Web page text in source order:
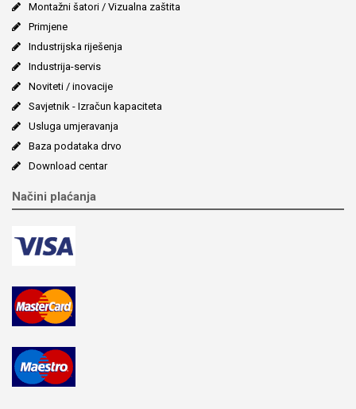
Montažni šatori / Vizualna zaštita
Primjene
Industrijska riješenja
Industrija-servis
Noviteti / inovacije
Savjetnik - Izračun kapaciteta
Usluga umjeravanja
Baza podataka drvo
Download centar
Načini plaćanja